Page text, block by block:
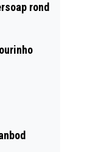
rond